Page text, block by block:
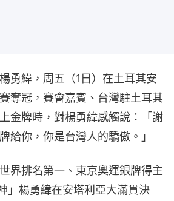
勇緯，周五（1日）在土耳其安
奪冠，賽會嘉賓、台灣駐土耳其
金牌時，對楊勇緯感觸說：「謝
給你，你是台灣人的驕傲。」
界排名第一、東京奧運銀牌得主
」楊勇緯在安塔利亞大滿貫決